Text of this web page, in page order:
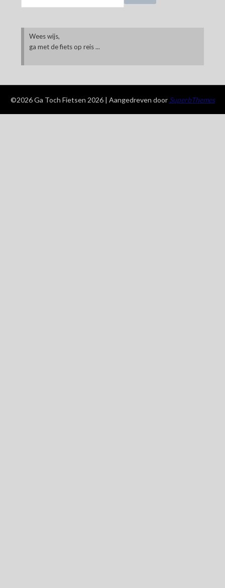
Wees wijs,
ga met de fiets op reis ...
©2026 Ga Toch Fietsen 2026 | Aangedreven door SuperbThemes